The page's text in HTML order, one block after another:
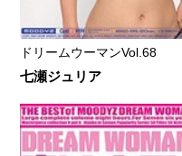
ドリームウーマンVol.68
七瀬ジュリア